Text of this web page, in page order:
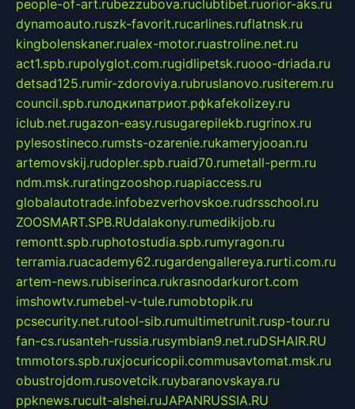
people-of-art.rubezzubova.ruclubtibet.ruorior-aks.ru
dynamoauto.ruszk-favorit.rucarlines.ruflatnsk.ru
kingbolenskaner.rualex-motor.ruastroline.net.ru
act1.spb.rupolyglot.com.rugidlipetsk.ruooo-driada.ru
detsad125.rumir-zdoroviya.rubruslanovo.rusiterem.ru
council.spb.ruлодкипатриот.рфkafekolizey.ru
iclub.net.rugazon-easy.rusugarepilekb.rugrinox.ru
pylesostineco.rumsts-ozarenie.rukameryjooan.ru
artemovskij.rudopler.spb.ruaid70.rumetall-perm.ru
ndm.msk.ruratingzooshop.ruapiaccess.ru
globalautotrade.infobezverhovskoe.rudrsschool.ru
ZOOSMART.SPB.RUdalakony.rumedikijob.ru
remontt.spb.ruphotostudia.spb.rumyragon.ru
terramia.ruacademy62.rugardengallereya.rurti.com.ru
artem-news.rubiserinca.rukrasnodarkurort.com
imshowtv.rumebel-v-tule.rumobtopik.ru
pcsecurity.net.rutool-sib.rumultimetrunit.rusp-tour.ru
fan-cs.rusanteh-russia.rusymbian9.net.ruDSHAIR.RU
tmmotors.spb.ruxjocuricopii.commusavtomat.msk.ru
obustrojdom.rusovetcik.ruybaranovskaya.ru
ppknews.rucult-alshei.ruJAPANRUSSIA.RU